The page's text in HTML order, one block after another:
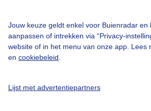
Jouw keuze geldt enkel voor Buienradar en
aanpassen of intrekken via “Privacy-
website of in het menu van onze app. Lees
en cookiebeleid
Lijst met advertentiepartners
Gebruikersvoorwaarden
Adverteren
Buienradar Team